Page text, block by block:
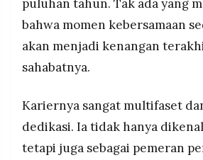
puluhan tahun. Tak ada yang
bahwa momen kebersamaan
akan menjadi kenangan
sahabatnya.
Kariernya sangat multifaset
dedikasi. Ia tidak hanya
tetapi juga sebagai pemeran